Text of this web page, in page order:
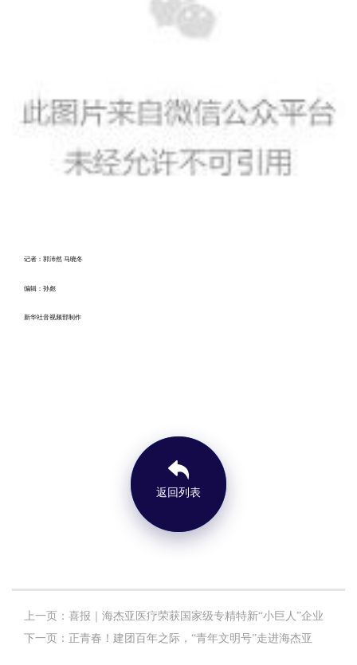
记者：郭沛然 马晓冬
编辑：孙彪
新华社音视频部制作
返回列表
上一页：喜报｜海杰亚医疗荣获国家级专精特新“小巨人”企业
下一页：正青春！建团百年之际，“青年文明号”走进海杰亚